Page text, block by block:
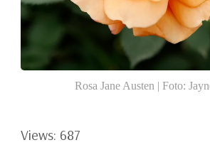
Rosa Jane Austen | Foto:
Views: 687